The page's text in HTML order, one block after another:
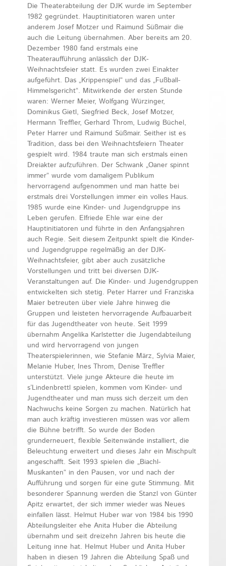
Die Theaterabteilung der DJK wurde im September
1982 gegründet. Hauptinitiatoren waren unter
anderem Josef Motzer und Raimund Süßmair die
auch die Leitung übernahmen. Aber bereits am 20.
Dezember 1980 fand erstmals eine
Theateraufführung anlässlich der DJK-
Weihnachtsfeier statt. Es wurden zwei Einakter
aufgeführt. Das „Krippenspiel“ und das „Fußball-
Himmelsgericht“. Mitwirkende der ersten Stunde
waren: Werner Meier, Wolfgang Würzinger,
Dominikus Gietl, Siegfried Beck, Josef Motzer,
Hermann Treffler, Gerhard Throm, Ludwig Büchel,
Peter Harrer und Raimund Süßmair. Seither ist es
Tradition, dass bei den Weihnachtsfeiern Theater
gespielt wird. 1984 traute man sich erstmals einen
Dreiakter aufzuführen. Der Schwank „Oaner spinnt
immer“ wurde vom damaligem Publikum
hervorragend aufgenommen und man hatte bei
erstmals drei Vorstellungen immer ein volles Haus.
1985 wurde eine Kinder- und Jugendgruppe ins
Leben gerufen. Elfriede Ehle war eine der
Hauptinitiatoren und führte in den Anfangsjahren
auch Regie. Seit diesem Zeitpunkt spielt die Kinder-
und Jugendgruppe regelmäßig an der DJK-
Weihnachtsfeier, gibt aber auch zusätzliche
Vorstellungen und tritt bei diversen DJK-
Veranstaltungen auf. Die Kinder- und Jugendgruppen
entwickelten sich stetig. Peter Harrer und Franziska
Maier betreuten über viele Jahre hinweg die
Gruppen und leisteten hervorragende Aufbauarbeit
für das Jugendtheater von heute. Seit 1999
übernahm Angelika Karlstetter die Jugendabteilung
und wird hervorragend von jungen
Theaterspielerinnen, wie Stefanie März, Sylvia Maier,
Melanie Huber, Ines Throm, Denise Treffler
unterstützt. Viele junge Akteure die heute im
s’Lindenbrettl spielen, kommen vom Kinder- und
Jugendtheater und man muss sich derzeit um den
Nachwuchs keine Sorgen zu machen. Natürlich hat
man auch kräftig investieren müssen was vor allem
die Bühne betrifft. So wurde der Boden
grunderneuert, flexible Seitenwände installiert, die
Beleuchtung erweitert und dieses Jahr ein Mischpult
angeschafft. Seit 1993 spielen die „Biachl-
Musikanten“ in den Pausen, vor und nach der
Aufführung und sorgen für eine gute Stimmung. Mit
besonderer Spannung werden die Stanzl von Günter
Apitz erwartet, der sich immer wieder was Neues
einfallen lässt. Helmut Huber war von 1984 bis 1990
Abteilungsleiter ehe Anita Huber die Abteilung
übernahm und seit dreizehn Jahren bis heute die
Leitung inne hat. Helmut Huber und Anita Huber
haben in diesen 19 Jahren die Abteilung Spaß und